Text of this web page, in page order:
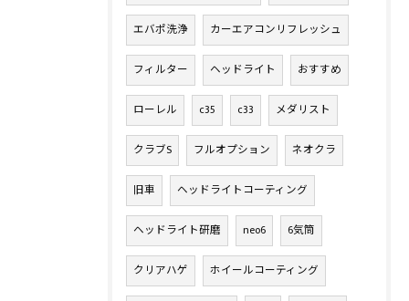
エバポ洗浄 カーエアコンリフレッシュ
フィルター ヘッドライト おすすめ
ローレル c35 c33 メダリスト
クラブS フルオプション ネオクラ
旧車 ヘッドライトコーティング
ヘッドライト研磨 neo6 6気筒
クリアハゲ ホイールコーティング